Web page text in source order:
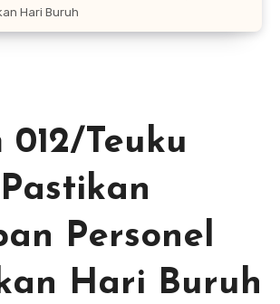
Hari Buruh
012/Teuku
Personel
Hari Buruh